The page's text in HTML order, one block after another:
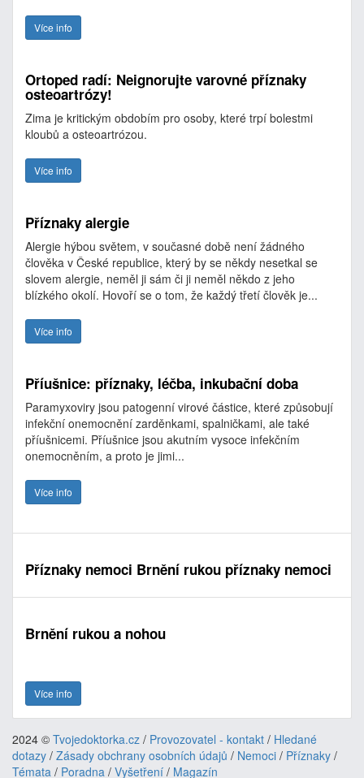
Více info
Ortoped radí: Neignorujte varovné příznaky
osteoartrózy!
Zima je kritickým obdobím pro osoby, které trpí bolestmi
kloubů a osteoartrózou.
Více info
Příznaky alergie
Alergie hýbou světem, v současné době není žádného
člověka v České republice, který by se někdy nesetkal se
slovem alergie, neměl ji sám či ji neměl někdo z jeho
blízkého okolí. Hovoří se o tom, že každý třetí člověk je...
Více info
Příušnice: příznaky, léčba, inkubační doba
Paramyxoviry jsou patogenní virové částice, které způsobují
infekční onemocnění zarděnkami, spalničkami, ale také
příušnicemi. Příušnice jsou akutním vysoce infekčním
onemocněním, a proto je jimi...
Více info
Příznaky nemoci Brnění rukou příznaky nemoci
Brnění rukou a nohou
Více info
2024 © Tvojedoktorka.cz / Provozovatel - kontakt / Hledané
dotazy / Zásady obchrany osobních údajů / Nemoci / Příznaky /
Témata / Poradna / Vyšetření / Magazín